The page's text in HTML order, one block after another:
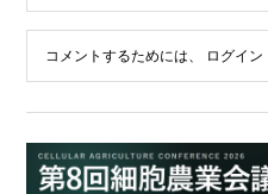
コメントするためには、 ログイン